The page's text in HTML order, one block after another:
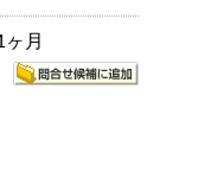
ヶ月